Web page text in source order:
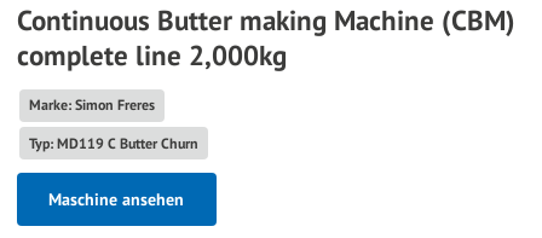
Continuous Butter making Machine (CBM)
complete line 2,000kg
Marke: Simon Freres
Typ: MD119 C Butter Churn
Maschine ansehen